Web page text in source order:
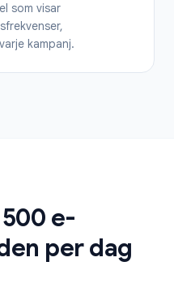
som visar
kampanj.
e-
per dag